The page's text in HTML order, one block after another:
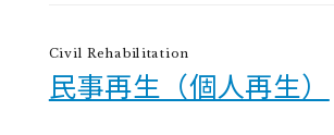
Civil Rehabilitation
民事再生（個人再生）